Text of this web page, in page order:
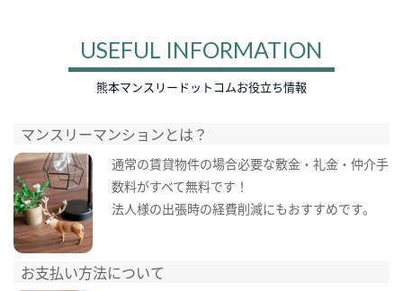
USEFUL INFORMATION
熊本マンスリードットコムお役立ち情報
マンスリーマンションとは？
通常の賃貸物件の場合必要な敷金・礼金・仲介手
数料がすべて無料です！
法人様の出張時の経費削減にもおすすめです。
お支払い方法について